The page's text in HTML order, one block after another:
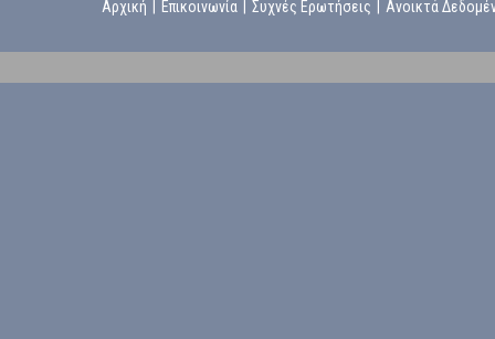
Αρχική Επικοινωνία Συχνές Ερωτήσεις Ανοικτά